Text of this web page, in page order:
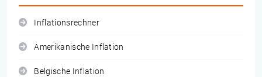
Inflationsrechner
Amerikanische Inflation
Belgische Inflation